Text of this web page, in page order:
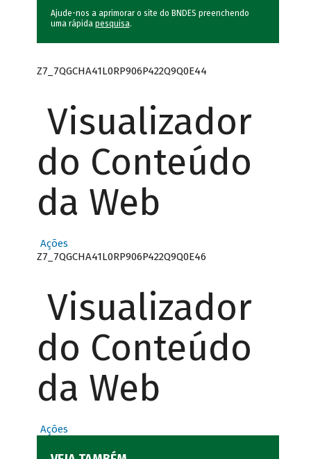
Ajude-nos a aprimorar o site do BNDES preenchendo
uma rápida pesquisa.
Z7_7QGCHA41L0RP906P422Q9Q0E44
Visualizador
do Conteúdo
da Web
Ações
Z7_7QGCHA41L0RP906P422Q9Q0E46
Visualizador
do Conteúdo
da Web
Ações